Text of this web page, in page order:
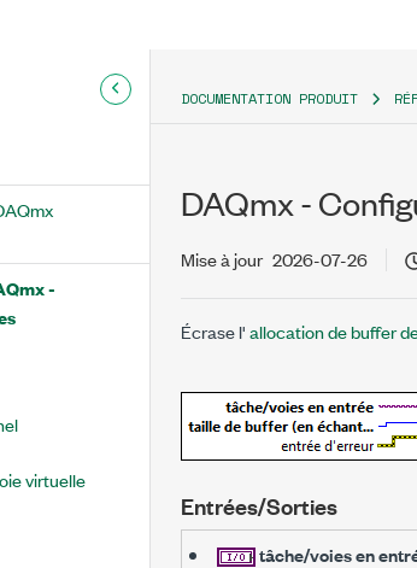
-
virtuelle
DOCUMENTATION PRODUIT
DAQmx -
Mise à jour 2026-07-26
Écrase l'allocation de buffer
Entrées/Sorties
tâche/voies en